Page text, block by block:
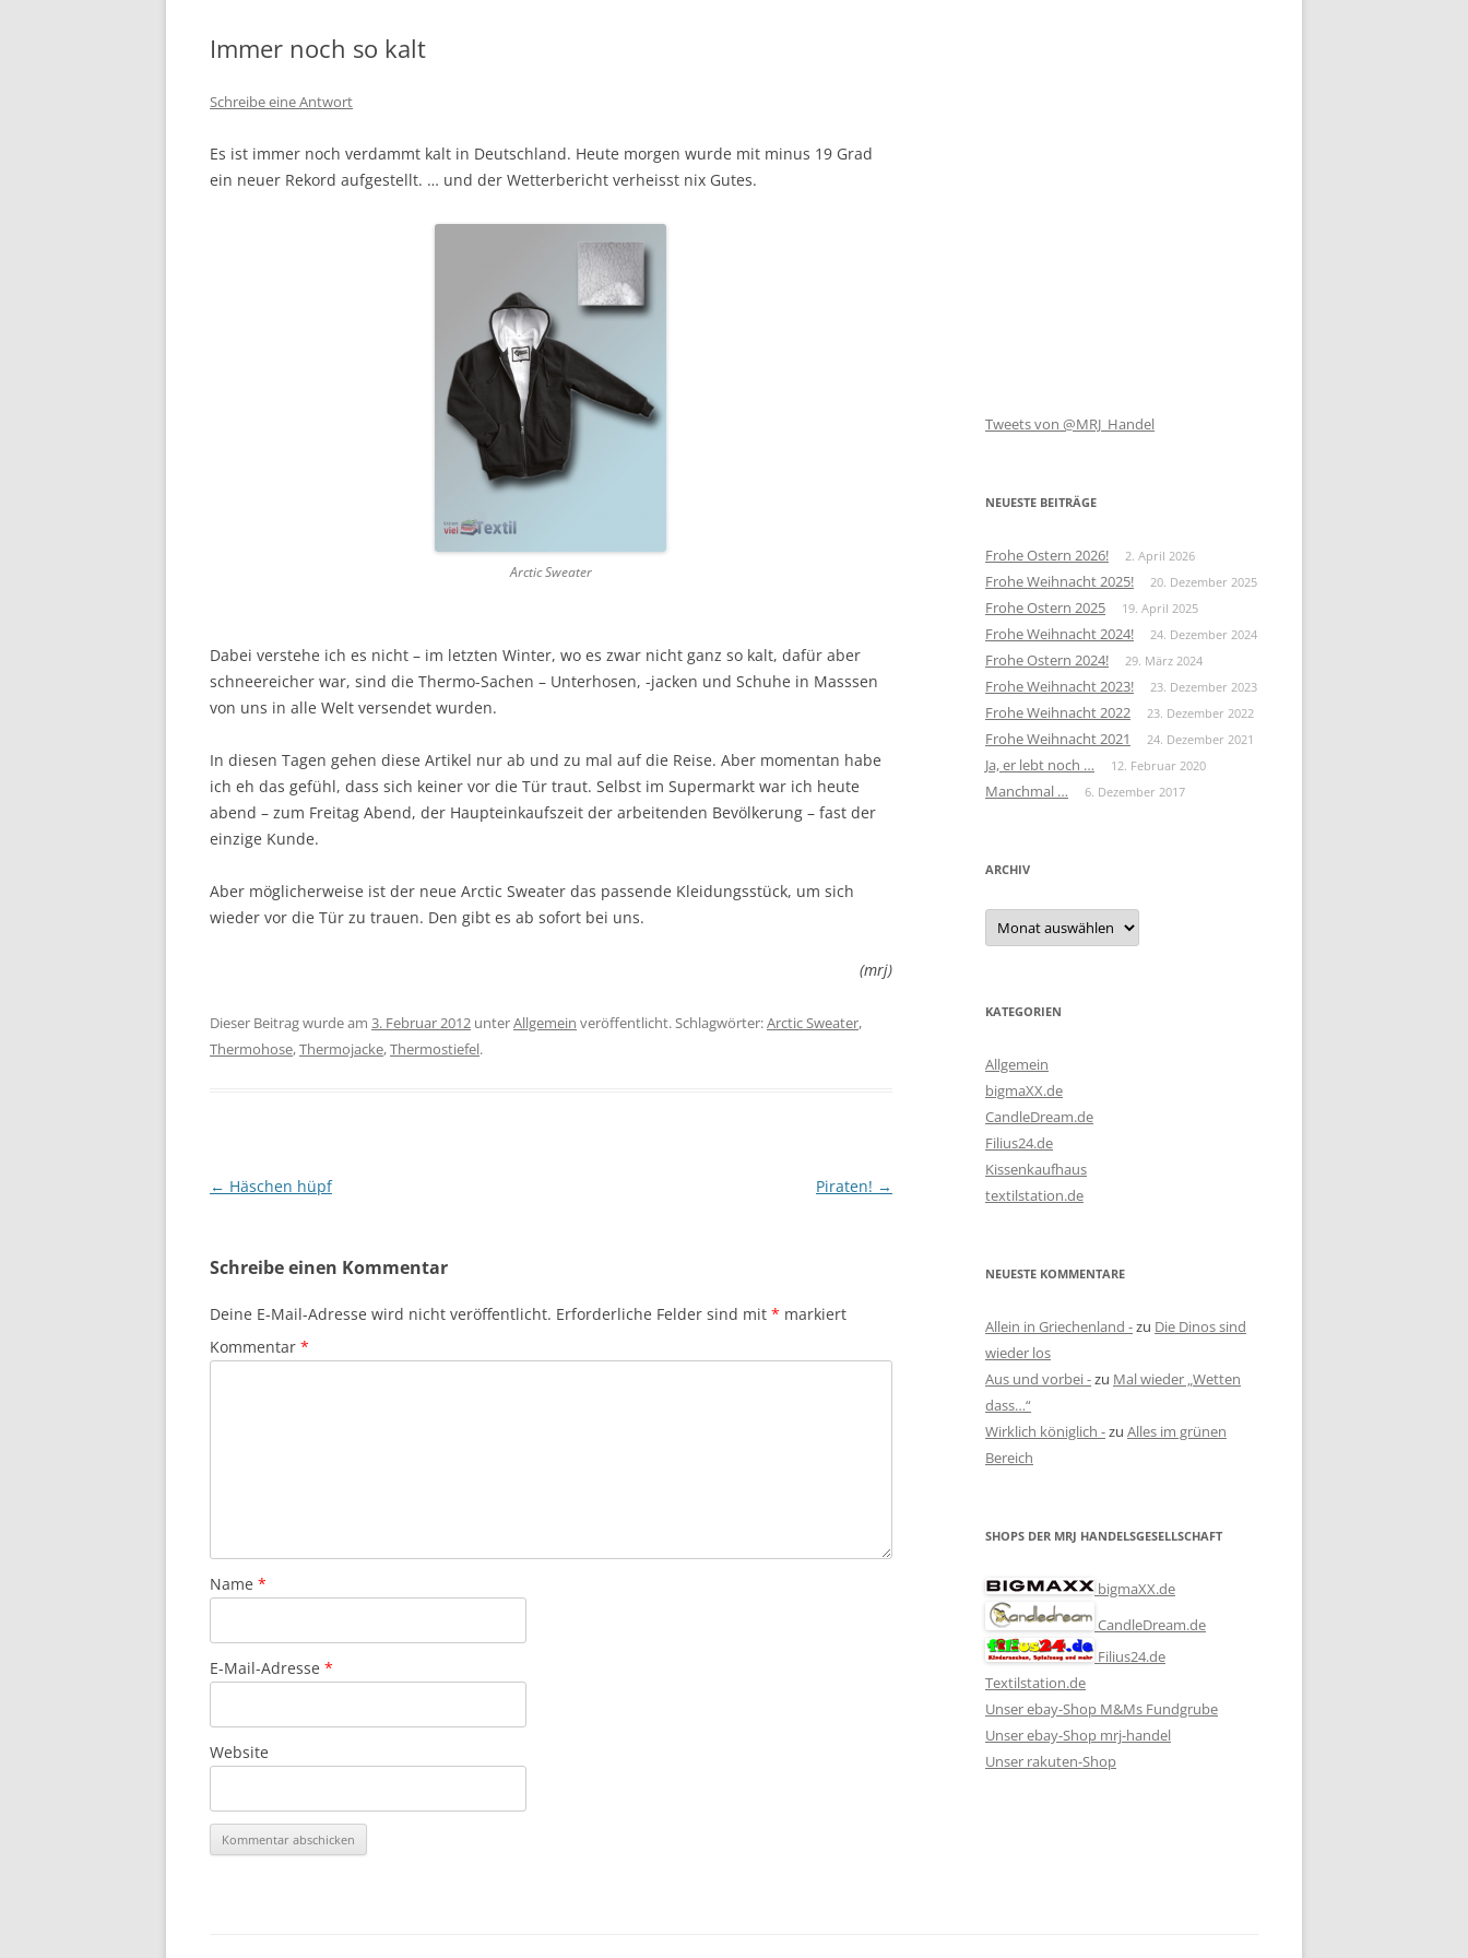
Immer noch so kalt
Schreibe eine Antwort
Es ist immer noch verdammt kalt in Deutschland. Heute morgen wurde mit minus 19 Grad
ein neuer Rekord aufgestellt. … und der Wetterbericht verheisst nix Gutes.
Arctic Sweater
Dabei verstehe ich es nicht – im letzten Winter, wo es zwar nicht ganz so kalt, dafür aber
schneereicher war, sind die Thermo-Sachen – Unterhosen, -jacken und Schuhe in Masssen
von uns in alle Welt versendet wurden.
In diesen Tagen gehen diese Artikel nur ab und zu mal auf die Reise. Aber momentan habe
ich eh das gefühl, dass sich keiner vor die Tür traut. Selbst im Supermarkt war ich heute
abend – zum Freitag Abend, der Haupteinkaufszeit der arbeitenden Bevölkerung – fast der
einzige Kunde.
Aber möglicherweise ist der neue Arctic Sweater das passende Kleidungsstück, um sich
wieder vor die Tür zu trauen. Den gibt es ab sofort bei uns.
(mrj)
Dieser Beitrag wurde am 3. Februar 2012 unterAllgemein veröffentlicht. Schlagwörter:Arctic Sweater,
Thermohose,Thermojacke,Thermostiefel.
Beitragsnavigation
← Häschen hüpf Piraten! →
Schreibe einen Kommentar
Deine E-Mail-Adresse wird nicht veröffentlicht. Erforderliche Felder sind mit * markiert
Kommentar *
Name *
E-Mail-Adresse *
Website
Tweets von @MRJ_Handel
NEUESTE BEITRÄGE
Frohe Ostern 2026! 2. April 2026
Frohe Weihnacht 2025! 20. Dezember 2025
Frohe Ostern 2025 19. April 2025
Frohe Weihnacht 2024! 24. Dezember 2024
Frohe Ostern 2024! 29. März 2024
Frohe Weihnacht 2023! 23. Dezember 2023
Frohe Weihnacht 2022 23. Dezember 2022
Frohe Weihnacht 2021 24. Dezember 2021
Ja, er lebt noch … 12. Februar 2020
Manchmal … 6. Dezember 2017
ARCHIV
Archiv
KATEGORIEN
Allgemein
bigmaXX.de
CandleDream.de
Filius24.de
Kissenkaufhaus
textilstation.de
NEUESTE KOMMENTARE
Allein in Griechenland -zu Die Dinos sind
wieder los
Aus und vorbei -zu Mal wieder „Wetten
dass…“
Wirklich königlich -zu Alles im grünen
Bereich
SHOPS DER MRJ HANDELSGESELLSCHAFT
bigmaXX.de
CandleDream.de
Filius24.de
Textilstation.de
Unser ebay-Shop M&Ms Fundgrube
Unser ebay-Shop mrj-handel
Unser rakuten-Shop